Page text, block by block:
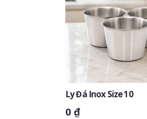
Ly Đá Inox Size 10
0 ₫